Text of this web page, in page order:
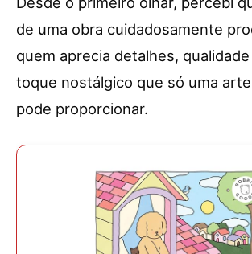
de uma obra cuidadosamente
quem aprecia detalhes,
toque nostálgico que só uma
pode proporcionar.